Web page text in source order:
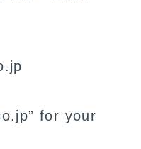
for your